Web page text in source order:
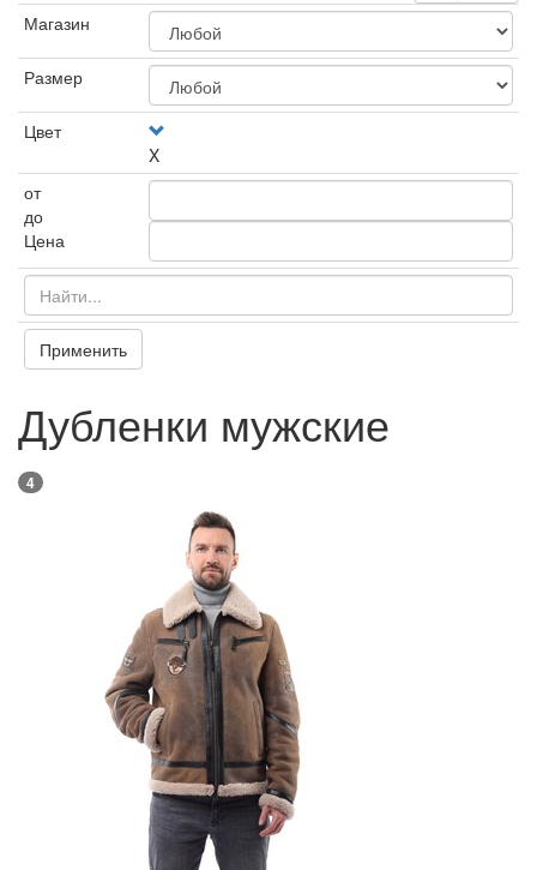
Магазин
Размер
Цвет
X
от
до
Цена
Применить
Дубленки мужские
4